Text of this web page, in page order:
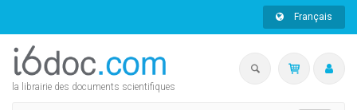
Français
la librairie des documents scientifiques